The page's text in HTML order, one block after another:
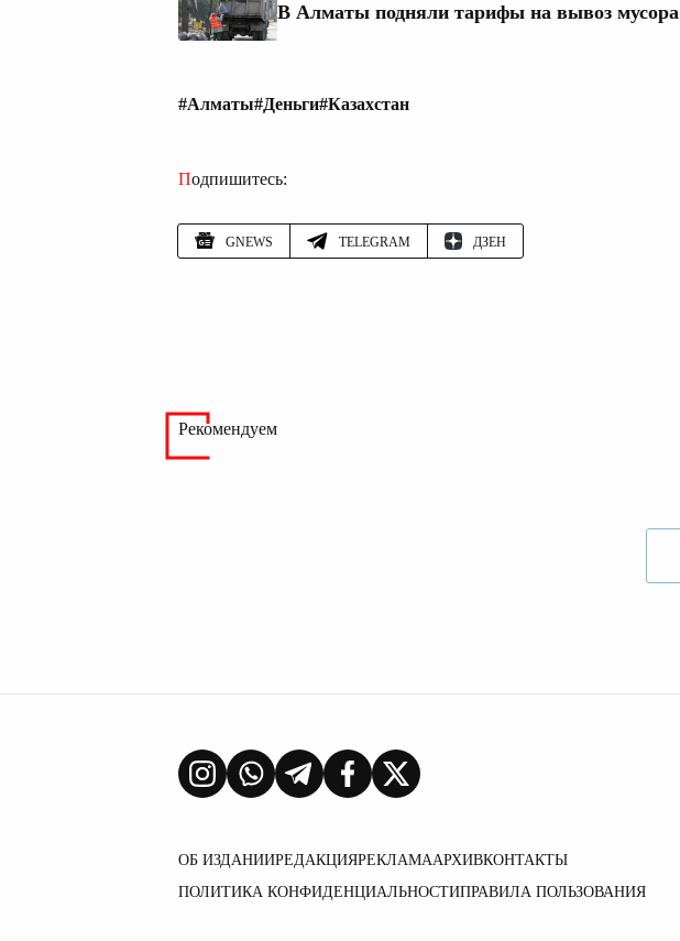
В Алматы подняли тарифы на вывоз мусора
#Алматы#Деньги#Казахстан
Подпишитесь:
GNEWS TELEGRAM ДЗЕН
Рекомендуем
ОБ ИЗДАНИИРЕДАКЦИЯРЕКЛАМААРХИВКОНТАКТЫ
ПОЛИТИКА КОНФИДЕНЦИАЛЬНОСТИПРАВИЛА ПОЛЬЗОВАНИЯ